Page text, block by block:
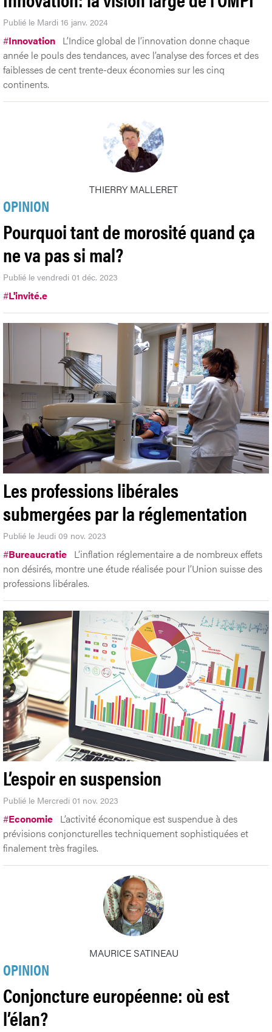
Publié le Mardi 16 janv. 2024
#Innovation L’Indice global de l’innovation donne chaque
année le pouls des tendances, avec l’analyse des forces et des
faiblesses de cent trente-deux économies sur les cinq
continents.
THIERRY MALLERET
OPINION
Pourquoi tant de morosité quand ça
ne va pas si mal?
Publié le vendredi 01 déc. 2023
#L'invité.e
Les professions libérales
submergées par la réglementation
Publié le Jeudi 09 nov. 2023
#Bureaucratie L’inflation réglementaire a de nombreux effets
non désirés, montre une étude réalisée pour l’Union suisse des
professions libérales.
L’espoir en suspension
Publié le Mercredi 01 nov. 2023
#Economie L’activité économique est suspendue à des
prévisions conjoncturelles techniquement sophistiquées et
finalement très fragiles.
MAURICE SATINEAU
OPINION
Conjoncture européenne: où est
l’élan?